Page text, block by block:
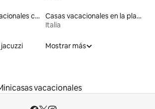
Alojamientos vacacionales con entrada y salida de pistas de esquí
Casas vacacionales en la playa
Italia
Mostrar más
vacacionales